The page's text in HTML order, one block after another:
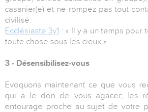
casanier(e) et ne rompez pas tout
civilisé.
Ecclésiaste 3v1 : « Il y a un temps pour
toute chose sous les cieux »
3 - Désensibilisez-vous
Evoquons maintenant ce que vous
qui a le don de vous agacer; les
entourage proche au sujet de votre